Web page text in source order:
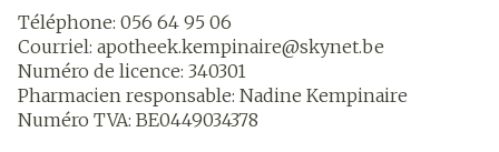
Téléphone: 056 64 95 06
Courriel: apotheek.kempinaire@skynet.be
Numéro de licence: 340301
Pharmacien responsable: Nadine Kempinaire
Numéro TVA: BE0449034378